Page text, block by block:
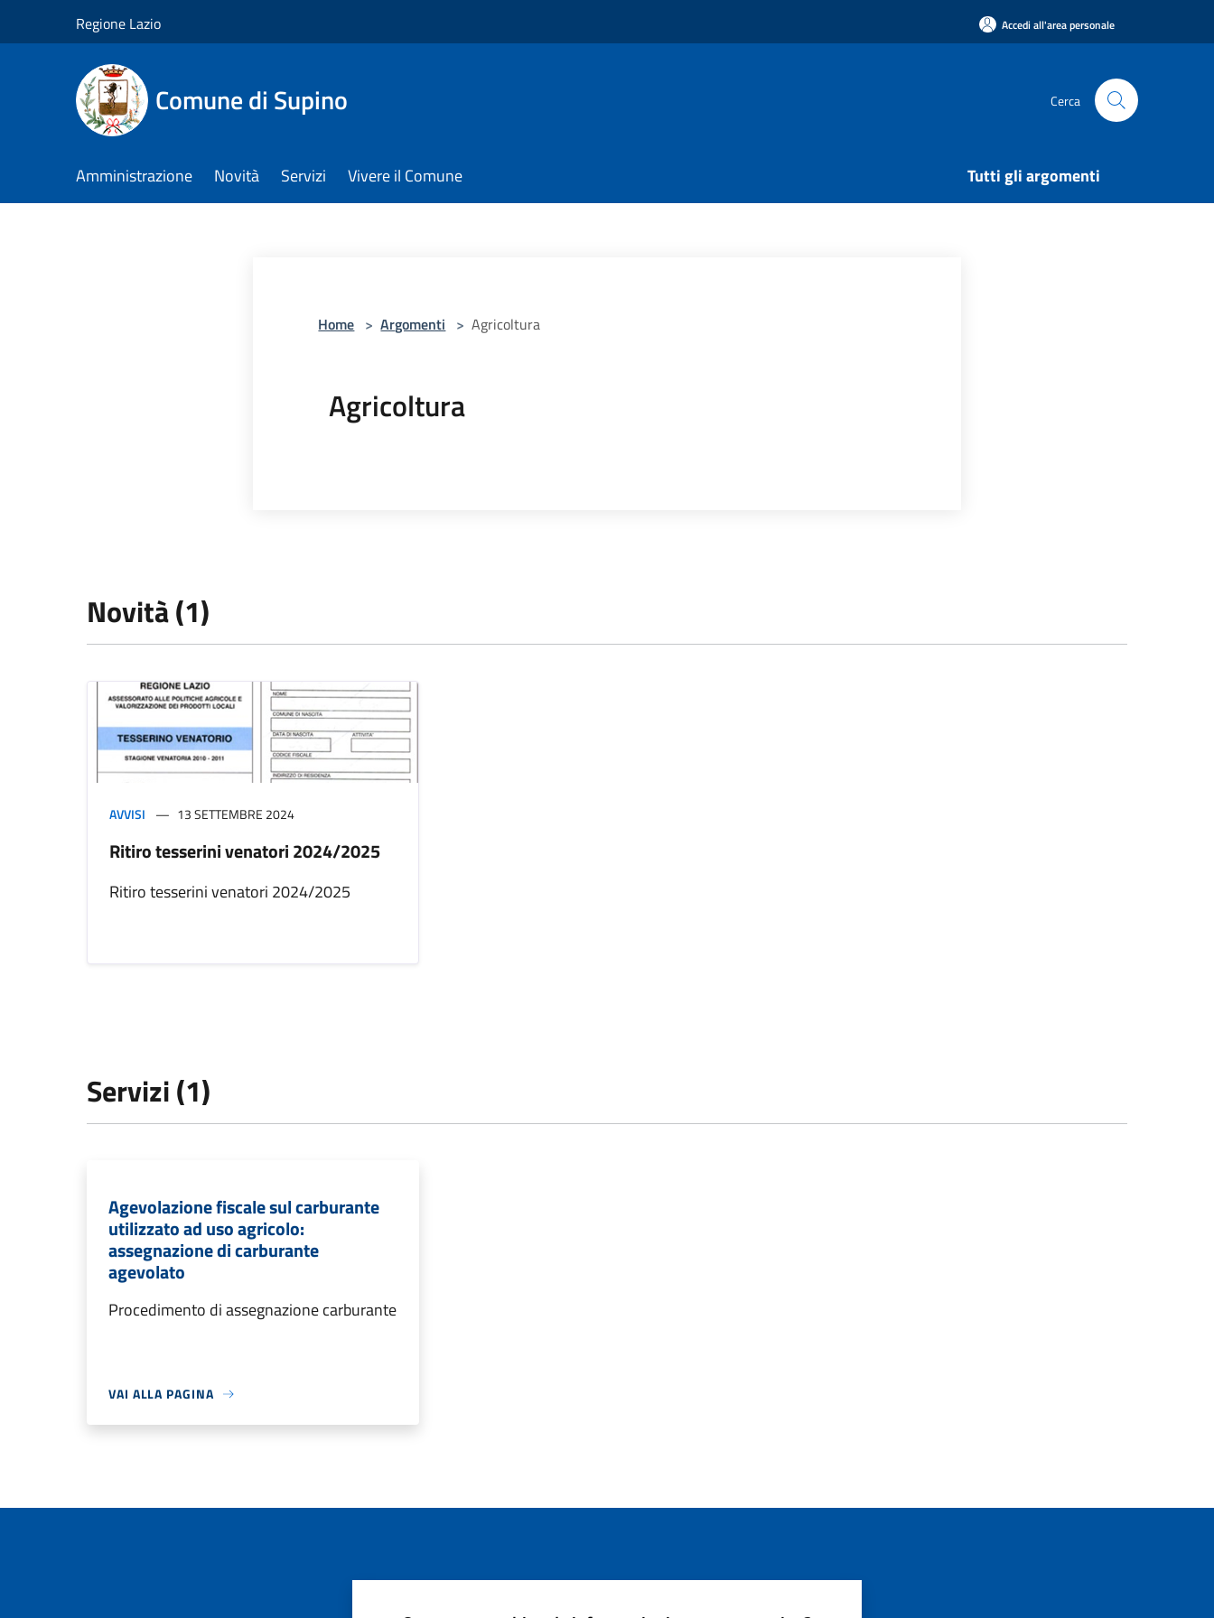
Regione Lazio Accedi all'area personale
Comune di Supino Cerca
Amministrazione Novità Servizi Vivere il Comune Tutti gli argomenti
Home > Argomenti > Agricoltura
Agricoltura
Novità (1)
AVVISI 13 SETTEMBRE 2024
Ritiro tesserini venatori 2024/2025
Ritiro tesserini venatori 2024/2025
Servizi (1)
Agevolazione fiscale sul carburante
utilizzato ad uso agricolo:
assegnazione di carburante
agevolato
Procedimento di assegnazione carburante
VAI ALLA PAGINA